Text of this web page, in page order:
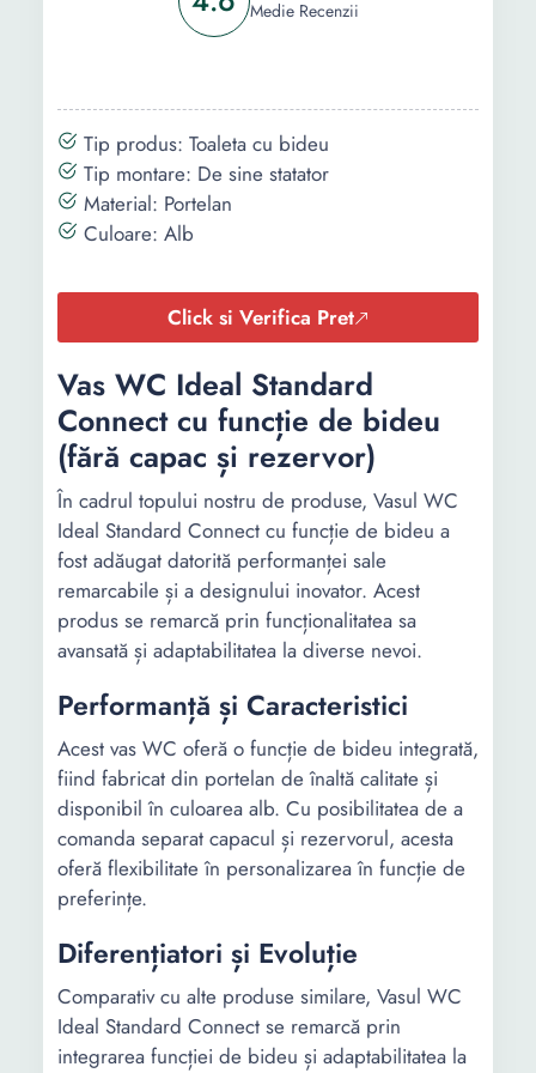
Medie Recenzii
Tip produs: Toaleta cu bideu
Tip montare: De sine statator
Material: Portelan
Culoare: Alb
Click si Verifica Pret
Vas WC Ideal Standard
Connect cu funcție de bideu
(fără capac și rezervor)
În cadrul topului nostru de produse, Vasul WC
Ideal Standard Connect cu funcție de bideu a
fost adăugat datorită performanței sale
remarcabile și a designului inovator. Acest
produs se remarcă prin funcționalitatea sa
avansată și adaptabilitatea la diverse nevoi.
Performanță și Caracteristici
Acest vas WC oferă o funcție de bideu integrată,
fiind fabricat din portelan de înaltă calitate și
disponibil în culoarea alb. Cu posibilitatea de a
comanda separat capacul și rezervorul, acesta
oferă flexibilitate în personalizarea în funcție de
preferințe.
Diferențiatori și Evoluție
Comparativ cu alte produse similare, Vasul WC
Ideal Standard Connect se remarcă prin
integrarea funcției de bideu și adaptabilitatea la